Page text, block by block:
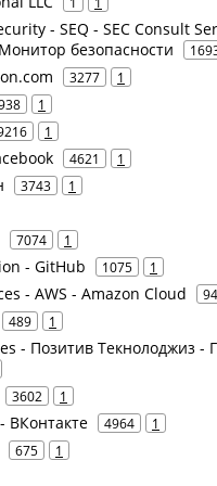
- SEQ - SEC Consult
безопасности
3277 1
1
1
4621 1
3743 1
7074 1
- GitHub 1075 1
- AWS - Amazon Cloud
489 1
- Позитив Текнолоджиз -
3602 1
ВКонтакте 4964 1
675 1